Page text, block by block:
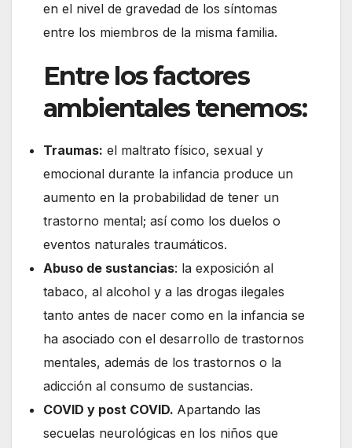
en el nivel de gravedad de los síntomas
entre los miembros de la misma familia.
Entre los factores
ambientales tenemos:
Traumas: el maltrato físico, sexual y
emocional durante la infancia produce un
aumento en la probabilidad de tener un
trastorno mental; así como los duelos o
eventos naturales traumáticos.
Abuso de sustancias: la exposición al
tabaco, al alcohol y a las drogas ilegales
tanto antes de nacer como en la infancia se
ha asociado con el desarrollo de trastornos
mentales, además de los trastornos o la
adicción al consumo de sustancias.
COVID y post COVID. Apartando las
secuelas neurológicas en los niños que